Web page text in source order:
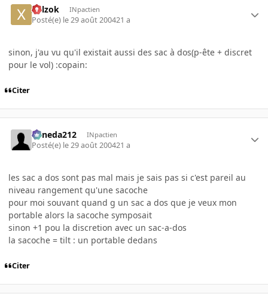
xplzok INpactien
Posté(e) le 29 août 200421 a
sinon, j'au vu qu'il existait aussi des sac à dos(p-ête + discret
pour le vol) :copain:
Citer
keneda212 INpactien
Posté(e) le 29 août 200421 a
les sac a dos sont pas mal mais je sais pas si c'est pareil au
niveau rangement qu'une sacoche
pour moi souvant quand g un sac a dos que je veux mon
portable alors la sacoche symposait
sinon +1 pou la discretion avec un sac-a-dos
la sacoche = tilt : un portable dedans
Citer